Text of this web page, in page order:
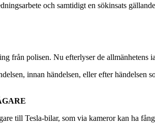
och samtidigt en sökinsats
från polisen. Nu efterlyser de allmänhetens
innan händelsen, eller efter
till Tesla-bilar, som via kameror kan ha